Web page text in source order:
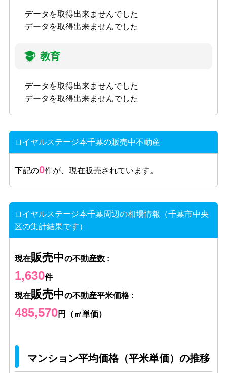
データを取得出来ませんでした
データを取得出来ませんでした
教育
データを取得出来ませんでした
データを取得出来ませんでした
ロイヤルステージ本千葉の販売中不動産
下記の0件が、現在販売されています。
ロイヤルステージ本千葉周辺の相場情報（千葉市中央
区の集計結果です）
現在販売中の不動産数 :
1,630件
現在販売中の不動産平米価格 :
485,570円（㎡単価）
マンション平均価格（平米単価）の推移